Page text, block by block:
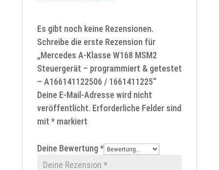
Es gibt noch keine Rezensionen.
Schreibe die erste Rezension für
„Mercedes A-Klasse W168 MSM2
Steuergerät – programmiert & getestet
– A166141122506 / 1661411225“
Deine E-Mail-Adresse wird nicht
veröffentlicht. Erforderliche Felder sind
mit *markiert
Deine Bewertung *